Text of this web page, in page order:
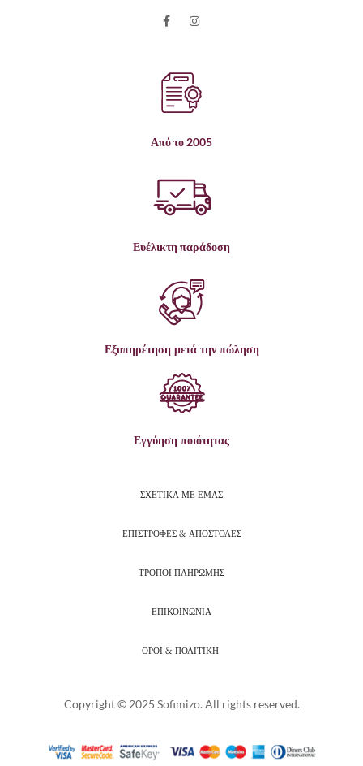
Από το 2005
Ευέλικτη παράδοση
Εξυπηρέτηση μετά την πώληση
Εγγύηση ποιότητας
ΣΧΕΤΙΚΑ ΜΕ ΕΜΑΣ
ΕΠΙΣΤΡΟΦΕΣ & ΑΠΟΣΤΟΛΕΣ
ΤΡΟΠΟΙ ΠΛΗΡΩΜΗΣ
ΕΠΙΚΟΙΝΩΝΙΑ
ΟΡΟΙ & ΠΟΛΙΤΙΚΗ
Copyright © 2025 Sofimizo. All rights reserved.